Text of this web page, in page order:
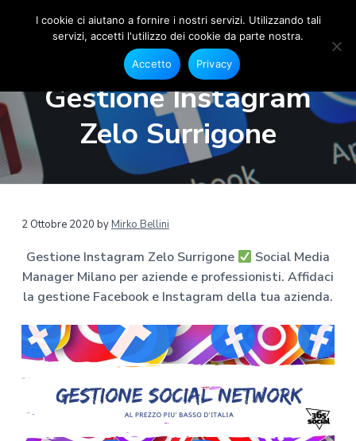
s
s
a
a
s
s
a
a
s
s
a
a
i
a
M
e
d
i
a
a
g
e
r
i
a
o
i
o
c
e
b
k
e
n
t
a
g
m
Gestione Instagram
Zelo Surrigone
2 Ottobre 2020 by Mirko Bellini
Gestione Instagram Zelo Surrigone
Social Media
Manager Milano per aziende e professionisti. Affidaci
la gestione Facebook e Instagram della tua azienda.
I cookie ci aiutano a fornire i nostri servizi. Utilizzando tali
servizi, accetti l'utilizzo dei cookie da parte nostra.
Accetto Privacy